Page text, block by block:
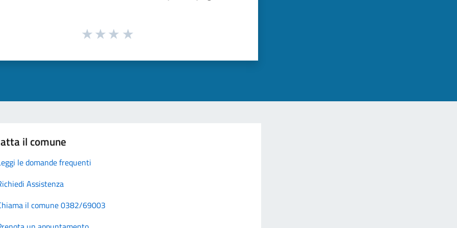
il comune
le domande frequenti
Assistenza
il comune 0382/69003